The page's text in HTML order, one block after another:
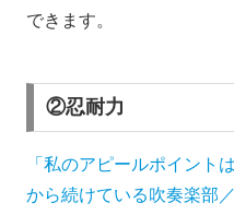
できます。
②忍耐力
「私のアピールポイント
から続けている吹奏楽部